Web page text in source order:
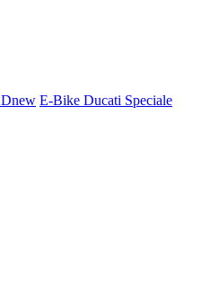
new E-Bike Ducati Speciale